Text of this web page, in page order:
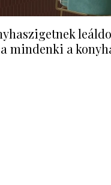
mindenki a